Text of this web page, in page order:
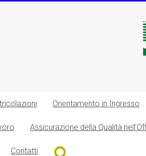
Orientamento in Ingresso
Assicurazione della Qualità
Contatti